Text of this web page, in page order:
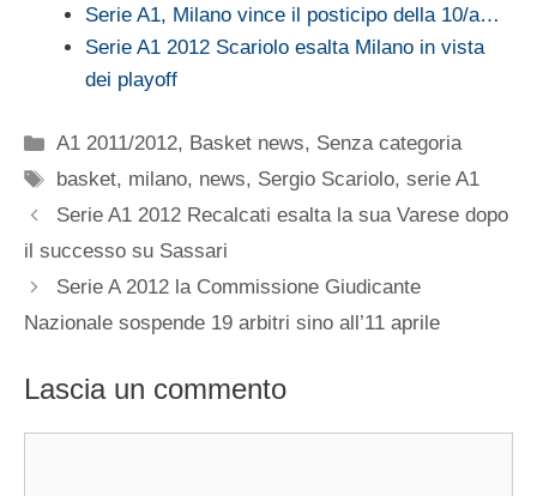
Serie A1, Milano vince il posticipo della 10/a…
Serie A1 2012 Scariolo esalta Milano in vista
dei playoff
Categorie
A1 2011/2012, Basket news, Senza categoria
Tag
basket, milano, news, Sergio Scariolo,serie A1
Serie A1 2012 Recalcati esalta la sua Varese dopo
il successo su Sassari
Serie A 2012 la Commissione Giudicante
Nazionale sospende 19 arbitri sino all’11 aprile
Lascia un commento